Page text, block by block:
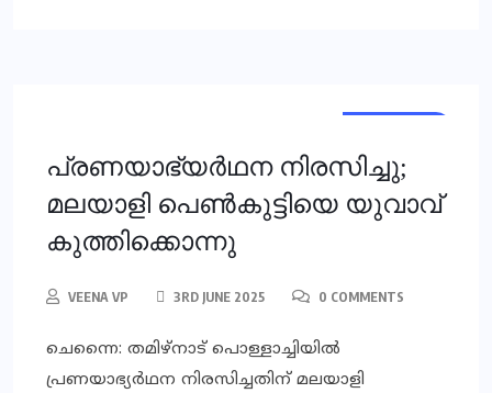
പ്രണയാഭ്യര്‍ഥന നിരസിച്ചു;
മലയാളി പെണ്‍കുട്ടിയെ യുവാവ്
കുത്തിക്കൊന്നു
VEENA VP 3RD JUNE 2025 0 COMMENTS
ചെന്നൈ: തമിഴ്‌നാട് പൊള്ളാച്ചിയില്‍
പ്രണയാഭ്യര്‍ഥന നിരസിച്ചതിന് മലയാളി